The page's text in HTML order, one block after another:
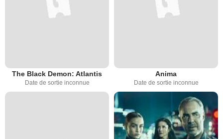
The Black Demon: Atlantis
Date de sortie inconnue
Anima
Date de sortie inconnue